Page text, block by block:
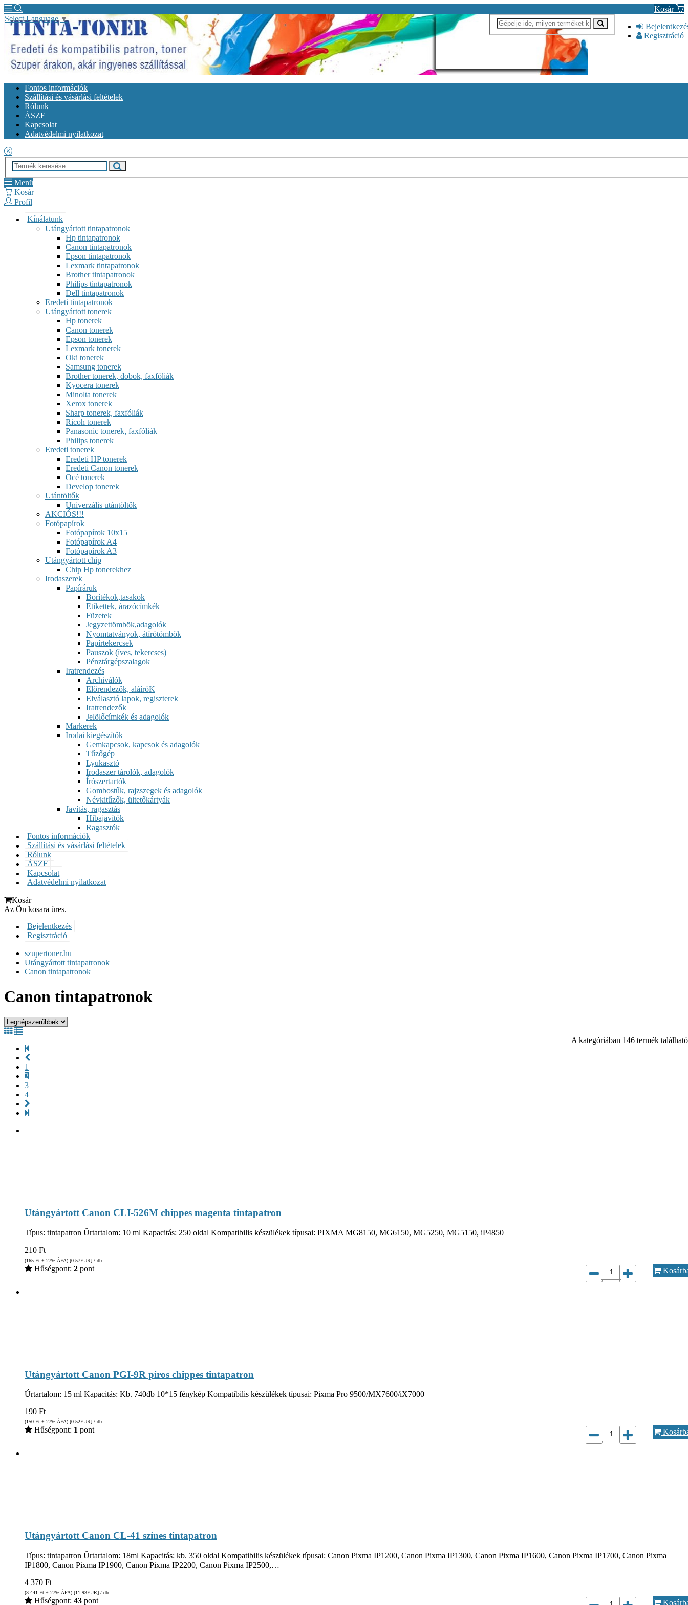
Kosár
Regisztráció
Select Language ▼
Fontos információk
Szállítási és vásárlási feltételek
Rólunk
ÁSZF
Kapcsolat
Adatvédelmi nyilatkozat
Menü
Kosár
Profil
Kínálatunk
Utángyártott tintapatronok
Hp tintapatronok
Canon tintapatronok
Epson tintapatronok
Lexmark tintapatronok
Brother tintapatronok
Philips tintapatronok
Dell tintapatronok
Eredeti tintapatronok
Utángyártott tonerek
Hp tonerek
Canon tonerek
Epson tonerek
Lexmark tonerek
Oki tonerek
Samsung tonerek
Brother tonerek, dobok, faxfóliák
Kyocera tonerek
Minolta tonerek
Xerox tonerek
Sharp tonerek, faxfóliák
Ricoh tonerek
Panasonic tonerek, faxfóliák
Philips tonerek
Eredeti tonerek
Eredeti HP tonerek
Eredeti Canon tonerek
Océ tonerek
Develop tonerek
Utántöltők
Univerzális utántöltők
AKCIÓS!!!
Fotópapírok
Fotópapírok 10x15
Fotópapírok A4
Fotópapírok A3
Utángyártott chip
Chip Hp tonerekhez
Irodaszerek
Papíráruk
Borítékok,tasakok
Etikettek, árazócímkék
Füzetek
Jegyzettömbök,adagolók
Nyomtatványok, átírótömbök
Papírtekercsek
Pauszok (íves, tekercses)
Pénztárgépszalagok
Iratrendezés
Archiválók
Előrendezők, aláíróK
Elválasztó lapok, regiszterek
Iratrendezők
Jelölőcímkék és adagolók
Markerek
Irodai kiegészítők
Gemkapcsok, kapcsok és adagolók
Tűzőgép
Lyukasztó
Irodaszer tárolók, adagolók
Írószertartók
Gombostűk, rajzszegek és adagolók
Névkitűzők, ültetőkártyák
Javítás, ragasztás
Hibajavítók
Ragasztók
Fontos információk
Szállítási és vásárlási feltételek
Rólunk
ÁSZF
Kapcsolat
Adatvédelmi nyilatkozat
Kosár
Az Ön kosara üres.
Bejelentkezés
Regisztráció
szupertoner.hu
Utángyártott tintapatronok
Canon tintapatronok
Canon tintapatronok
A kategóriában 146 termék
1
2
3
4
Utángyártott Canon CLI-526M chippes magenta tintapatron
Típus: tintapatron Űrtartalom: 10 ml Kapacitás: 250 oldal Kompatibilis készülékek típusai: PIXMA MG8150, MG6150, MG5250, MG5150, iP4850
210 Ft
(165 Ft + 27% ÁFA) [0.57EUR] / db
Hűségpont: 2 pont
Utángyártott Canon PGI-9R piros chippes tintapatron
Úrtartalom: 15 ml Kapacitás: Kb. 740db 10*15 fénykép Kompatibilis készülékek típusai: Pixma Pro 9500/MX7600/iX7000
190 Ft
(150 Ft + 27% ÁFA) [0.52EUR] / db
Hűségpont: 1 pont
Utángyártott Canon CL-41 színes tintapatron
Típus: tintapatron Űrtartalom: 18ml Kapacitás: kb. 350 oldal Kompatibilis készülékek típusai: Canon Pixma IP1200, Canon Pixma IP1300, Canon Pixma IP1600, Canon Pixma IP1700, Canon Pixma
IP1800, Canon Pixma IP1900, Canon Pixma IP2200, Canon Pixma IP2500,…
4 370 Ft
(3 441 Ft + 27% ÁFA) [11.93EUR] / db
Hűségpont: 43 pont